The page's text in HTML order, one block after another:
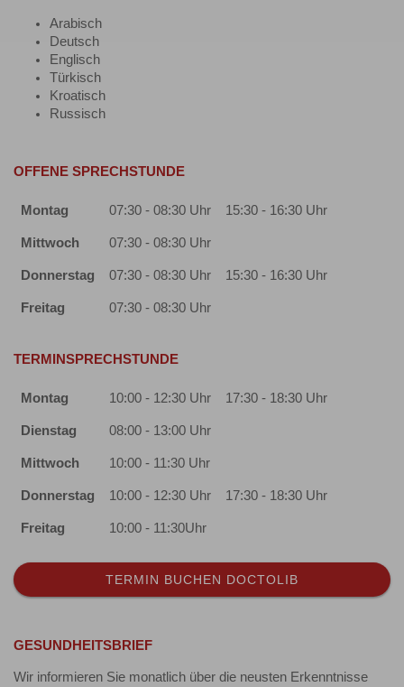
Arabisch
Deutsch
Englisch
Türkisch
Kroatisch
Russisch
OFFENE SPRECHSTUNDE
Montag 07:30 - 08:30 Uhr 15:30 - 16:30 Uhr
Mittwoch 07:30 - 08:30 Uhr
Donnerstag 07:30 - 08:30 Uhr 15:30 - 16:30 Uhr
Freitag 07:30 - 08:30 Uhr
TERMINSPRECHSTUNDE
Montag 10:00 - 12:30 Uhr 17:30 - 18:30 Uhr
Dienstag 08:00 - 13:00 Uhr
Mittwoch 10:00 - 11:30 Uhr
Donnerstag 10:00 - 12:30 Uhr 17:30 - 18:30 Uhr
Freitag 10:00 - 11:30Uhr
TERMIN BUCHEN DOCTOLIB
GESUNDHEITSBRIEF
Wir informieren Sie monatlich über die neusten Erkenntnisse